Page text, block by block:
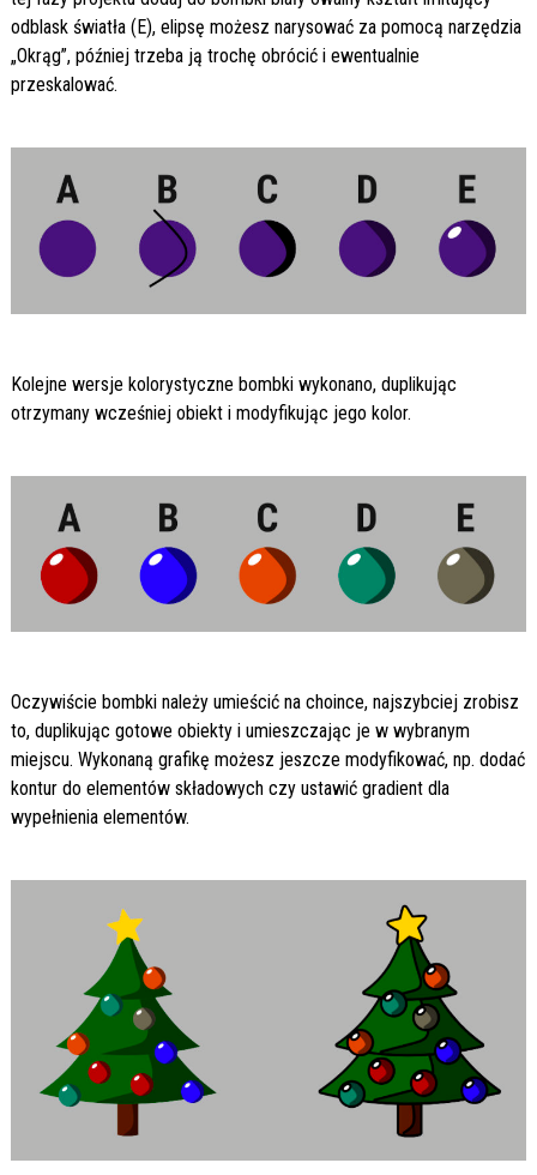
odblask światła (E), elipsę możesz narysować za pomocą narzędzia
„Okrąg”, później trzeba ją trochę obrócić i ewentualnie
przeskalować.
Kolejne wersje kolorystyczne bombki wykonano, duplikując
otrzymany wcześniej obiekt i modyfikując jego kolor.
Oczywiście bombki należy umieścić na choince, najszybciej zrobisz
to, duplikując gotowe obiekty i umieszczając je w wybranym
miejscu. Wykonaną grafikę możesz jeszcze modyfikować, np. dodać
kontur do elementów składowych czy ustawić gradient dla
wypełnienia elementów.